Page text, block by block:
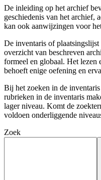
De inleiding op het archief
geschiedenis van het archief,
kan ook aanwijzingen voor
De inventaris of
overzicht van beschreven
formeel en globaal. Het lezen
behoeft enige oefening en
Bij het zoeken in de
rubrieken in de inventaris
lager niveau. Komt de
voldoen onderliggende
Zoek